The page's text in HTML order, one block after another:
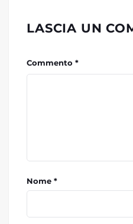
LASCIA UN
Commento *
Nome *